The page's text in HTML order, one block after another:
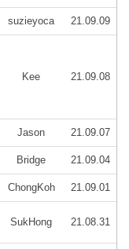
suzieyoca 21.09.09
Kee 21.09.08
Jason 21.09.07
Bridge 21.09.04
ChongKoh 21.09.01
SukHong 21.08.31